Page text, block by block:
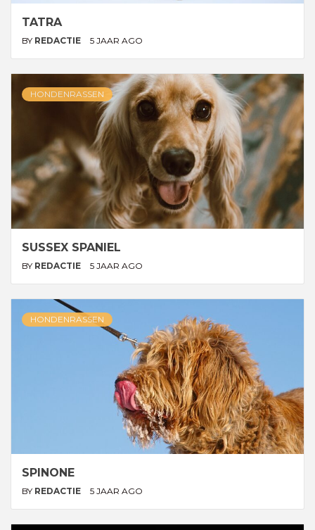
TATRA
BY REDACTIE 5 JAAR AGO
HONDENRASSEN
SUSSEX SPANIEL
BY REDACTIE 5 JAAR AGO
HONDENRASSEN
SPINONE
BY REDACTIE 5 JAAR AGO